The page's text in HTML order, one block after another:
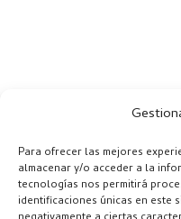
Para ofrecer las mejores
almacenar y/o acceder a la
tecnologías nos permitirá
identificaciones únicas en